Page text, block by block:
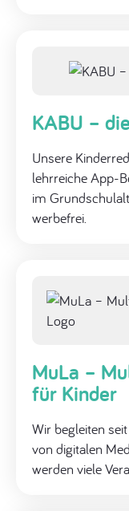
KABU –
Unsere
lehrreiche App-
im
werbefrei.
MuLa –
für Kinder
Wir begleiten
von digitalen
werden viele